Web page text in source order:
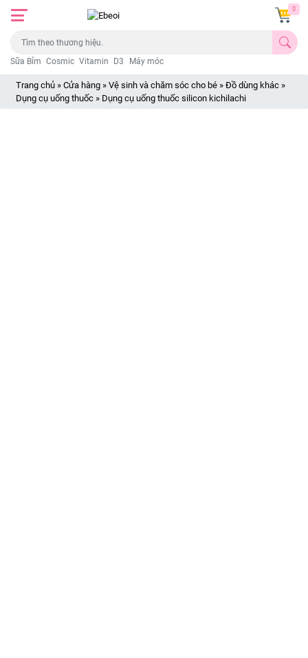
Sữa Bỉm Cosmic Vitamin D3 Máy móc
0
Trang chủ »Cửa hàng »Vệ sinh và chăm sóc cho bé »Đồ dùng khác »
Dụng cụ uống thuốc » Dụng cụ uống thuốc silicon kichilachi